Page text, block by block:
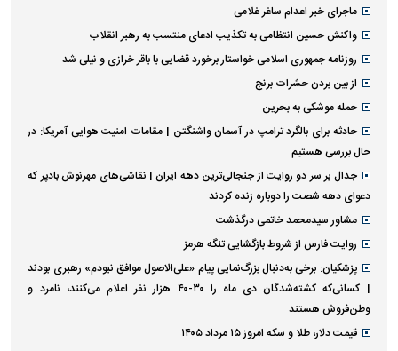
ماجرای خبر اعدام ساغر غلامی
واکنش حسین انتظامی به تکذیب ادعای منتسب به رهبر انقلاب
روزنامه جمهوری اسلامی خواستار برخورد قضایی با باقر خرازی و نیلی شد
از بین بردن حشرات برنج
حمله موشکی به بحرین
حادثه برای بالگرد ترامپ در آسمان واشنگتن | مقامات امنیت هوایی آمریکا: در
حال بررسی هستیم
جدال بر سر دو روایت از جنجالی‌ترین دهه ایران | نقاشی‌های مهرنوش بادپر که
دعوای دهه شصت را دوباره زنده کردند
مشاور سیدمحمد خاتمی درگذشت
روایت فارس از شروط بازگشایی تنگه هرمز
پزشکیان: برخی به‌دنبال بزرگ‌نمایی پیام «علی‌الاصول موافق نبودم» رهبری بودند
| کسانی‌که کشته‌شدگان دی ماه را ۳۰-۴۰ هزار نفر اعلام می‌کنند، نامرد و
وطن‌فروش هستند
قیمت دلار، طلا و سکه امروز ۱۵ مرداد ۱۴۰۵